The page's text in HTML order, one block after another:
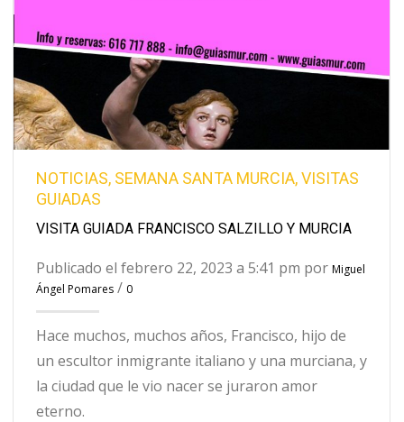
NOTICIAS, SEMANA SANTA MURCIA,VISITAS
GUIADAS
VISITA GUIADA FRANCISCO SALZILLO Y MURCIA
Publicado el febrero 22, 2023 a 5:41 pm por Miguel
Ángel Pomares / 0
Hace muchos, muchos años, Francisco, hijo de
un escultor inmigrante italiano y una murciana, y
la ciudad que le vio nacer se juraron amor
eterno.